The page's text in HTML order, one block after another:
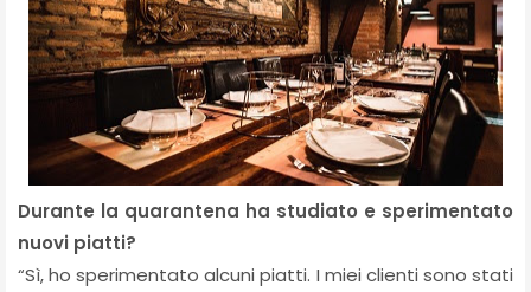
Durante la quarantena ha studiato e sperimentato
nuovi piatti?
“Sì, ho sperimentato alcuni piatti. I miei clienti sono stati